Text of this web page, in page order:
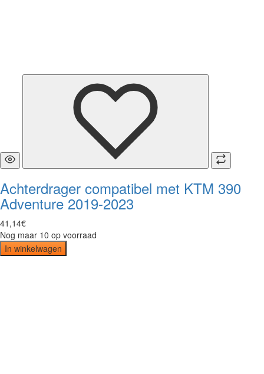
Achterdrager compatibel met KTM 390
Adventure 2019-2023
41 ,14€
Nog maar 10 op voorraad
In winkelwagen